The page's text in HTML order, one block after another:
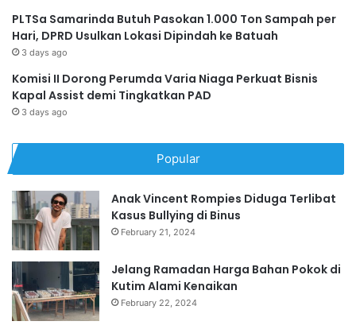
PLTSa Samarinda Butuh Pasokan 1.000 Ton Sampah per
Hari, DPRD Usulkan Lokasi Dipindah ke Batuah
3 days ago
Komisi II Dorong Perumda Varia Niaga Perkuat Bisnis
Kapal Assist demi Tingkatkan PAD
3 days ago
Popular
Anak Vincent Rompies Diduga Terlibat
Kasus Bullying di Binus
February 21, 2024
Jelang Ramadan Harga Bahan Pokok di
Kutim Alami Kenaikan
February 22, 2024